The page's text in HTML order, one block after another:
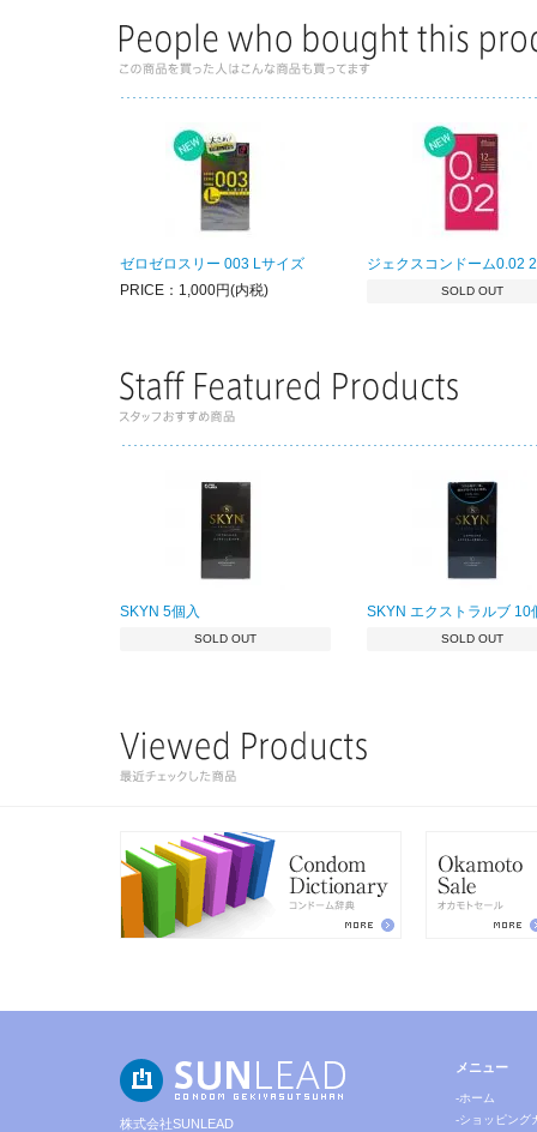
ゼロゼロスリー 003 Lサイズ
PRICE：1,000円(内税)
ジェクスコンドーム0.02
SOLD OUT
SKYN 5個入
SOLD OUT
SKYN エクストラルブ 10
SOLD OUT
株式会社SUNLEAD
メニュー
-ホーム
-ショッピング